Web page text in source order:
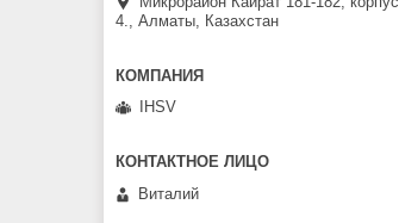
4., Алматы, Казахстан
IHSV
Виталий